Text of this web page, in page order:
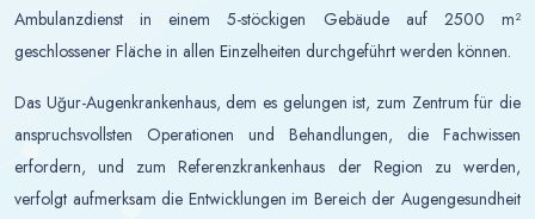
Ambulanzdienst in einem 5-stöckigen Gebäude auf 2500 m²
geschlossener Fläche in allen Einzelheiten durchgeführt werden können.
Das Uğur-Augenkrankenhaus, dem es gelungen ist, zum Zentrum für die
anspruchsvollsten Operationen und Behandlungen, die Fachwissen
erfordern, und zum Referenzkrankenhaus der Region zu werden,
verfolgt aufmerksam die Entwicklungen im Bereich der Augengesundheit